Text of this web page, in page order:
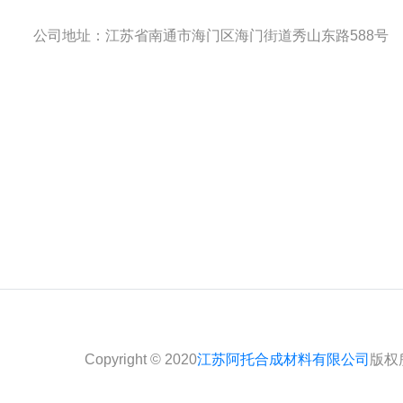
公司地址：江苏省南通市海门区海门街道秀山东路588号
Copyright © 2020江苏阿托合成材料有限公司 版